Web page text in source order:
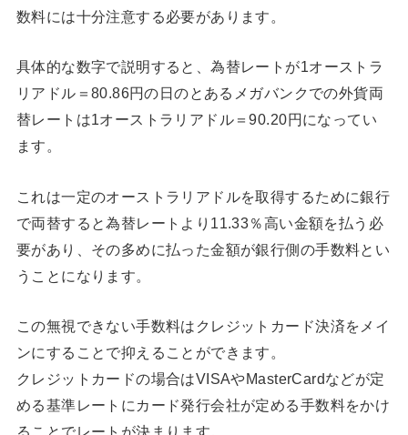
数料には十分注意する必要があります。
具体的な数字で説明すると、為替レートが1オーストラ
リアドル＝80.86円の日のとあるメガバンクでの外貨両
替レートは1オーストラリアドル＝90.20円になってい
ます。
これは一定のオーストラリアドルを取得するために銀行
で両替すると為替レートより11.33％高い金額を払う必
要があり、その多めに払った金額が銀行側の手数料とい
うことになります。
この無視できない手数料はクレジットカード決済をメイ
ンにすることで抑えることができます。
クレジットカードの場合はVISAやMasterCardなどが定
める基準レートにカード発行会社が定める手数料をかけ
ることでレートが決まります。